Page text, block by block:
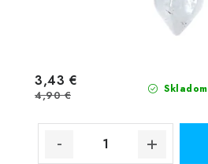
Skladom
3,43 €
4,90 €